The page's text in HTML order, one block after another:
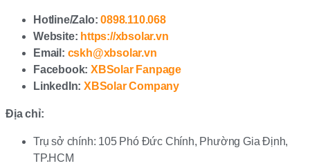
Hotline/Zalo: 0898.110.068
Website: https://xbsolar.vn
Email: cskh@xbsolar.vn
Facebook: XBSolar Fanpage
LinkedIn: XBSolar Company
Địa chỉ:
Trụ sở chính: 105 Phó Đức Chính, Phường Gia Định,
TP.HCM